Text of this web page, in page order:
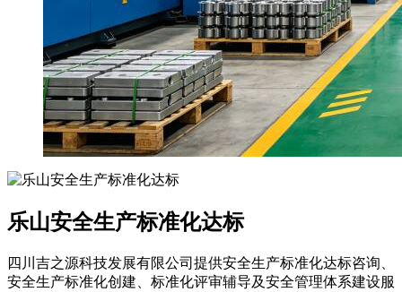
乐山安全生产标准化达标
四川吉之源科技发展有限公司提供安全生产标准化达标咨询、
安全生产标准化创建、标准化评审辅导及安全管理体系建设服